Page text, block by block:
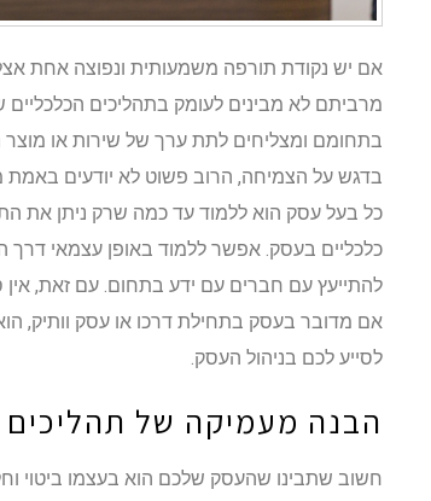
אם יש נקודת תורפה משמעותית ונפוצה אחת
מרביתם לא מבינים לעומק בתהליכים הכלכליים
בתחומם ומצליחים לתת ערך של שירות או מוצר
בדגש על הצמיחה, הרוב פשוט לא יודעים באמת
כל בעל עסק הוא ללמוד עד כמה שרק ניתן את
כלכליים בעסק. אפשר ללמוד באופן עצמאי דרך
להתייעץ עם חברים עם ידע בתחום. עם זאת, אין
אם מדובר בעסק בתחילת דרכו או עסק וותיק, הוא
לסייע לכם בניהול העסק.
הבנה מעמיקה של תהליכים
חשוב שתבינו שהעסק שלכם הוא בעצמו ביטוי